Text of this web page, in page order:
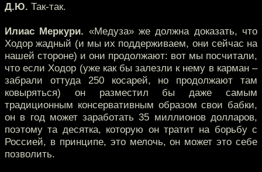
Д.Ю. Так-так.
Илиас Меркури. «Медуза» же должна доказать, что
Ходор жадный (и мы их поддерживаем, они сейчас на
нашей стороне) и они продолжают: вот мы посчитали,
что если Ходор (уже как бы залезли к нему в карман –
забрали оттуда 250 косарей, но продолжают там
ковыряться) он разместил бы даже самым
традиционным консервативным образом свои бабки,
он в год может заработать 35 миллионов долларов,
поэтому та десятка, которую он тратит на борьбу с
Россией, в принципе, это мелочь, он может это себе
позволить.